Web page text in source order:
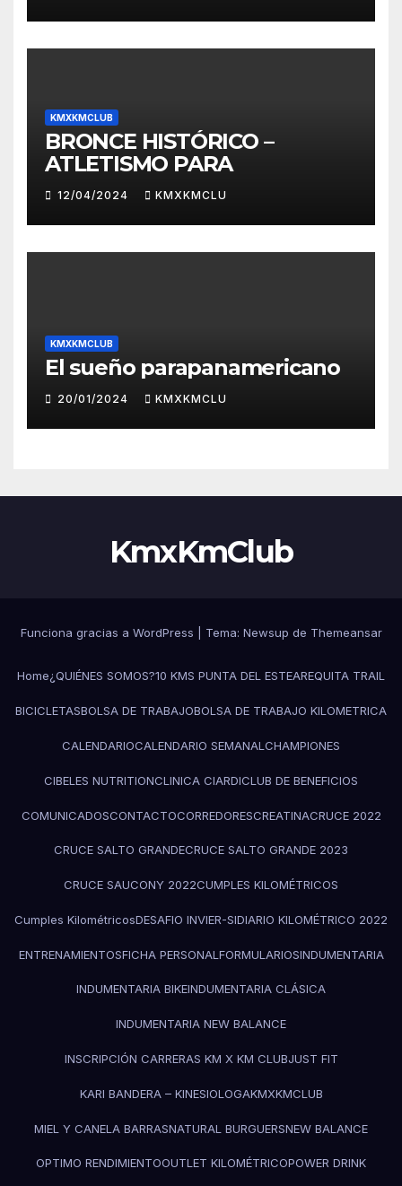
KMXKMCLUB
BRONCE HISTÓRICO –
ATLETISMO PARA
12/04/2024 KMXKMCLU
KMXKMCLUB
El sueño parapanamericano
20/01/2024 KMXKMCLU
KmxKmClub
Funciona gracias a WordPress Tema: Newsup de Themeansar
Home¿QUIÉNES SOMOS?10 KMS PUNTA DEL ESTEAREQUITA TRAIL
BICICLETASBOLSA DE TRABAJOBOLSA DE TRABAJO KILOMETRICA
CALENDARIOCALENDARIO SEMANAL CHAMPIONES
CIBELES NUTRITIONCLINICA CIARDICLUB DE BENEFICIOS
COMUNICADOSCONTACTOCORREDORESCREATINACRUCE 2022
CRUCE SALTO GRANDECRUCE SALTO GRANDE 2023
CRUCE SAUCONY 2022CUMPLES KILOMÉTRICOS
Cumples KilométricosDESAFIO INVIER-SIDIARIO KILOMÉTRICO 2022
ENTRENAMIENTOSFICHA PERSONAL FORMULARIOSINDUMENTARIA
INDUMENTARIA BIKEINDUMENTARIA CLÁSICA
INDUMENTARIA NEW BALANCE
INSCRIPCIÓN CARRERAS KM X KM CLUBJUST FIT
KARI BANDERA – KINESIOLOGAKMXKMCLUB
MIEL Y CANELA BARRASNATURAL BURGUERSNEW BALANCE
OPTIMO RENDIMIENTOOUTLET KILOMÉTRICOPOWER DRINK